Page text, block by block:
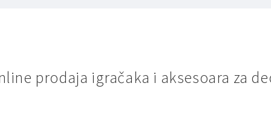
prodaja igračaka i aksesoara za